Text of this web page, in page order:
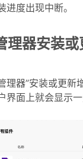
进度出现中断。
理器安装
理器”安装或更新
界面上就会显示